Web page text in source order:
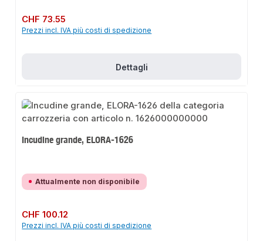
Prezzo normale:
CHF 73.55
Prezzi incl. IVA più costi di spedizione
Dettagli
Incudine grande, ELORA-1626
Attualmente non disponibile
Prezzo normale:
CHF 100.12
Prezzi incl. IVA più costi di spedizione